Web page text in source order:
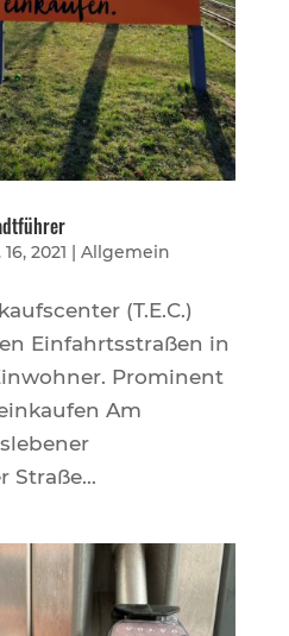
2021 | Allgemein
(T.E.C.)
Einfahrtsstraßen in
Prominent
Am
Straße...